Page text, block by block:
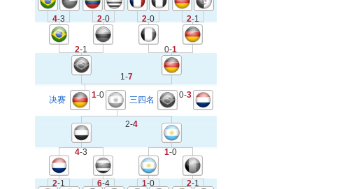
4-3 2-0 2-0 2-1
2-1 0-1
1-7
2-4
4-3 1-0
2-1 6-4 1-0 2-1
1-0 0-3
决赛 三四名